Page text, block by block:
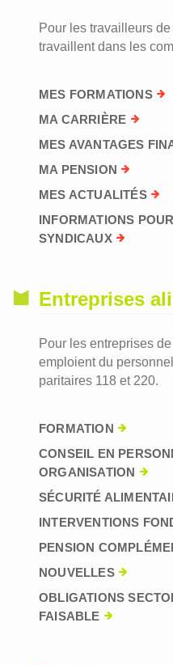
Pour les travailleurs
travaillent dans les
MES FORMATIONS
MA CARRIÈRE
MES AVANTAGES
MA PENSION
MES ACTUALITÉS
INFORMATIONS
SYNDICAUX
Entreprises
Pour les entreprises
emploient du
paritaires 118 et 220.
FORMATION
CONSEIL EN
ORGANISATION
SÉCURITÉ
INTERVENTIONS
PENSION
NOUVELLES
OBLIGATIONS
FAISABLE